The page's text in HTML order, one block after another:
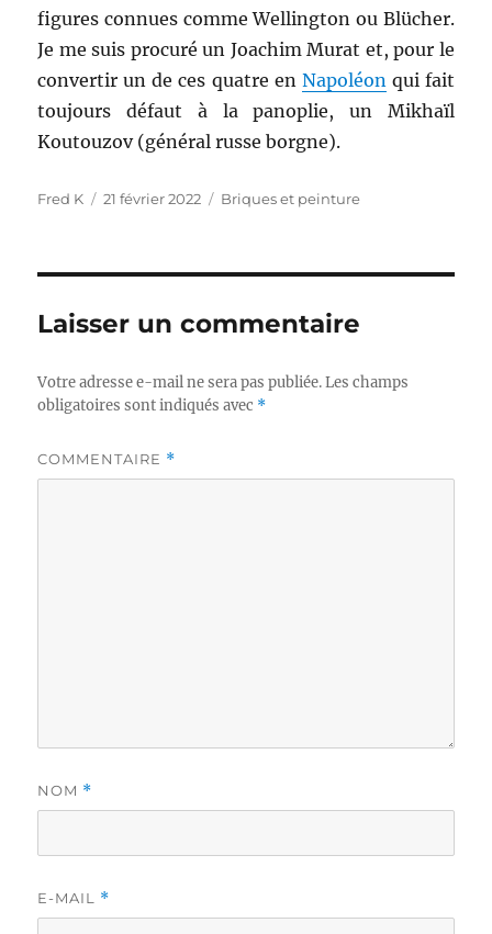
figures connues comme Wellington ou Blücher.
Je me suis procuré un Joachim Murat et, pour le
convertir un de ces quatre en Napoléon qui fait
toujours défaut à la panoplie, un Mikhaïl
Koutouzov (général russe borgne).
Auteur
Fred K
Publié
21 février 2022 Catégories
Briques et peinture
Laisser un commentaire
Votre adresse e-mail ne sera pas publiée. Les champs
obligatoires sont indiqués avec *
COMMENTAIRE *
NOM *
E-MAIL *